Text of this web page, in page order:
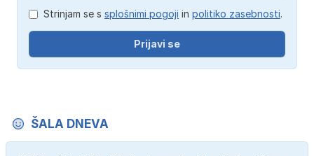
Strinjam se s splošnimi pogoji in politiko zasebnosti.
Prijavi se
ŠALA DNEVA